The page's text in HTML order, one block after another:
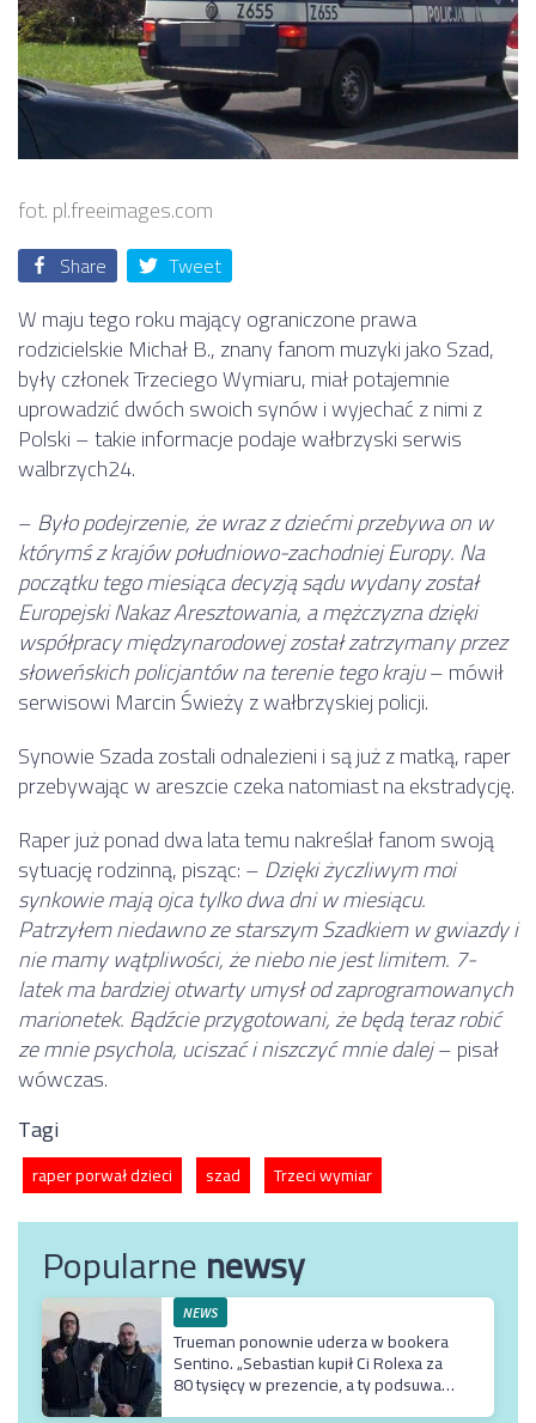
fot. pl.freeimages.com
Share Tweet
W maju tego roku mający ograniczone prawa
rodzicielskie Michał B., znany fanom muzyki jako Szad,
były członek Trzeciego Wymiaru, miał potajemnie
uprowadzić dwóch swoich synów i wyjechać z nimi z
Polski – takie informacje podaje wałbrzyski serwis
walbrzych24.
–Było podejrzenie, że wraz z dziećmi przebywa on w
którymś z krajów południowo-zachodniej Europy. Na
początku tego miesiąca decyzją sądu wydany został
Europejski Nakaz Aresztowania, a mężczyzna dzięki
współpracy międzynarodowej został zatrzymany przez
słoweńskich policjantów na terenie tego kraju– mówił
serwisowi Marcin Świeży z wałbrzyskiej policji.
Synowie Szada zostali odnalezieni i są już z matką, raper
przebywając w areszcie czeka natomiast na ekstradycję.
Raper już ponad dwa lata temu nakreślał fanom swoją
sytuację rodzinną, pisząc: –Dzięki życzliwym moi
synkowie mają ojca tylko dwa dni w miesiącu.
Patrzyłem niedawno ze starszym Szadkiem w gwiazdy i
nie mamy wątpliwości, że niebo nie jest limitem. 7-
latek ma bardziej otwarty umysł od zaprogramowanych
marionetek. Bądźcie przygotowani, że będą teraz robić
ze mnie psychola, uciszać i niszczyć mnie dalej– pisał
wówczas.
Tagi
raper porwał dzieci szad Trzeci wymiar
Popularnenewsy
NEWS
Trueman ponownie uderza w bookera
Sentino. „Sebastian kupił Ci Rolexa za
80 tysięcy w prezencie, a ty podsuwasz